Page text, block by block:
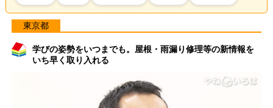
東京都
学びの姿勢をいつまでも。屋根・雨漏り修理等の新情報を
いち早く取り入れる